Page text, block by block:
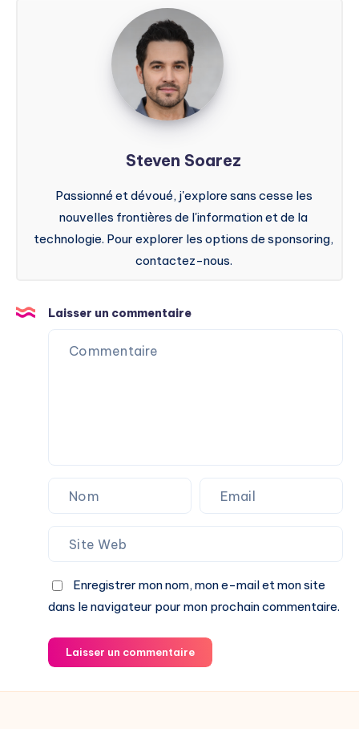
Steven
Soarez
Steven Soarez
Passionné et dévoué, j'explore sans cesse les
nouvelles frontières de l'information et de la
technologie. Pour explorer les options de sponsoring,
contactez-nous.
Laisser un commentaire
Enregistrer mon nom, mon e-mail et mon site
dans le navigateur pour mon prochain commentaire.
Laisser un commentaire